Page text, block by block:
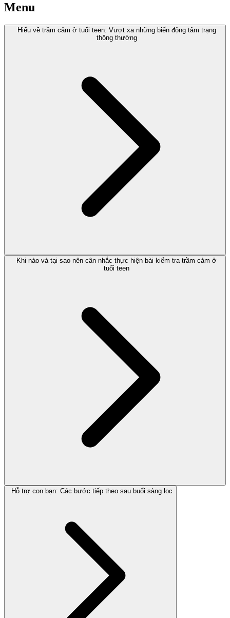
Menu
Hiểu về trầm cảm ở tuổi teen: Vượt xa những biến động tâm trạng
thông thường
Khi nào và tại sao nên cân nhắc thực hiện bài kiểm tra trầm cảm ở
tuổi teen
Hỗ trợ con bạn: Các bước tiếp theo sau buổi sàng lọc